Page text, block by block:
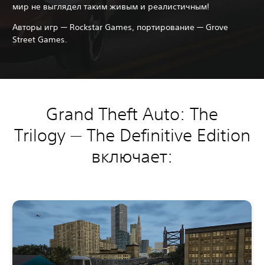
мир не выглядел таким живым и реалистичным!
Авторы игр — Rockstar Games, портирование — Grove
Street Games.
Grand Theft Auto: The
Trilogy — The Definitive Edition
включает: